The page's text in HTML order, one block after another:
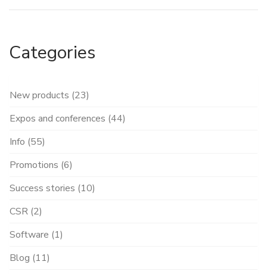
Categories
New products (23)
Expos and conferences (44)
Info (55)
Promotions (6)
Success stories (10)
CSR (2)
Software (1)
Blog (11)